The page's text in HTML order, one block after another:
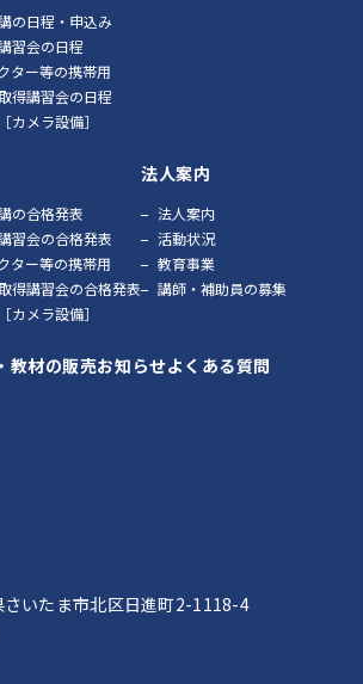
の日程・申込み
習会の日程
ター等の携帯用
得講習会の日程
カメラ設備］
の合格発表
習会の合格発表
ター等の携帯用
得講習会の合格発表
カメラ設備］
法人案内
法人案内
活動状況
教育事業
講師・補助員の募集
教材の販売お知らせよくある質問
いたま市北区日進町2-1118-4